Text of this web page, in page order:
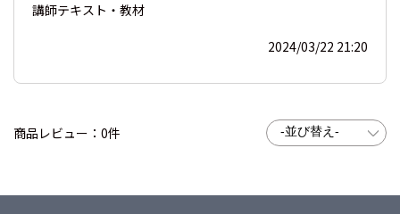
講師テキスト・教材
2024/03/22 21:20
商品レビュー：0件